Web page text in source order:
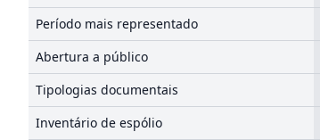
Período mais representado
Abertura a público
Tipologias documentais
Inventário de espólio